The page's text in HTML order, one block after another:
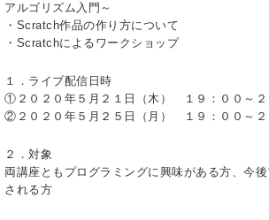
アルゴリズム入門～
・Scratch作品の作り方について
・Scratchによるワークショップ
１．ライブ配信日時
①２０２０年５月２１日（木） １９：００～２
②２０２０年５月２５日（月） １９：００～２
２．対象
両講座ともプログラミングに興味がある方、今
される方